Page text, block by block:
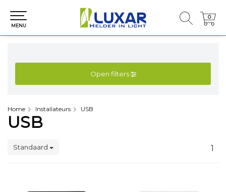
0
0
MENU
Open filters
Home Installateurs USB
USB
Standaard 1